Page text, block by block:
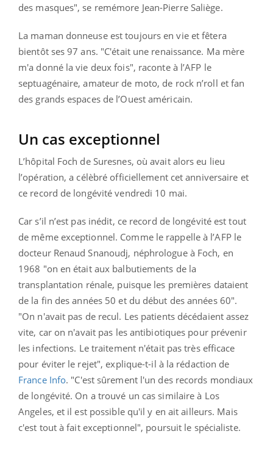
des masques", se remémore Jean-Pierre Saliège.
La maman donneuse est toujours en vie et fêtera
bientôt ses 97 ans. "C'était une renaissance. Ma mère
m'a donné la vie deux fois", raconte à l’AFP le
septuagénaire, amateur de moto, de rock n’roll et fan
des grands espaces de l’Ouest américain.
Un cas exceptionnel
L’hôpital Foch de Suresnes, où avait alors eu lieu
l’opération, a célèbré officiellement cet anniversaire et
ce record de longévité vendredi 10 mai.
Car s’il n’est pas inédit, ce record de longévité est tout
de même exceptionnel. Comme le rappelle à l’AFP le
docteur Renaud Snanoudj, néphrologue à Foch, en
1968 "on en était aux balbutiements de la
transplantation rénale, puisque les premières dataient
de la fin des années 50 et du début des années 60".
"On n'avait pas de recul. Les patients décédaient assez
vite, car on n'avait pas les antibiotiques pour prévenir
les infections. Le traitement n'était pas très efficace
pour éviter le rejet", explique-t-il à la rédaction de
France Info. "C'est sûrement l'un des records mondiaux
de longévité. On a trouvé un cas similaire à Los
Angeles, et il est possible qu'il y en ait ailleurs. Mais
c'est tout à fait exceptionnel", poursuit le spécialiste.